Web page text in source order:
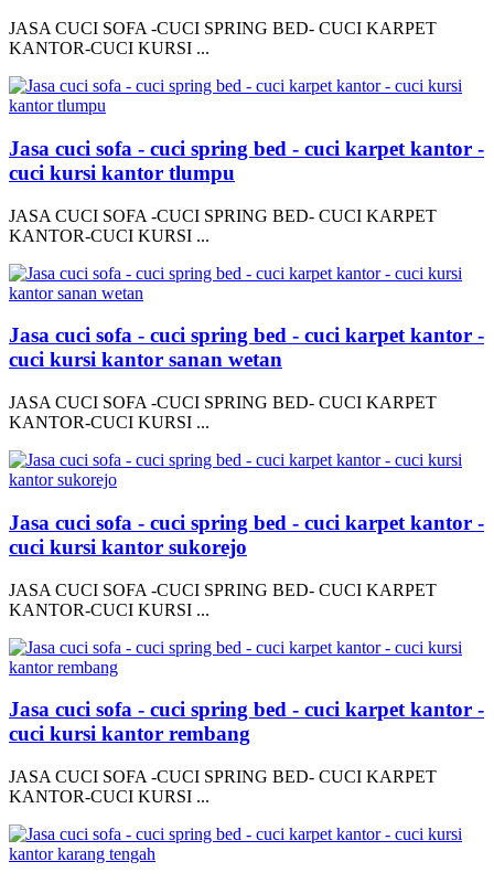
JASA CUCI SOFA -CUCI SPRING BED- CUCI KARPET
KANTOR-CUCI KURSI ...
Jasa cuci sofa - cuci spring bed - cuci karpet kantor -
cuci kursi kantor tlumpu
JASA CUCI SOFA -CUCI SPRING BED- CUCI KARPET
KANTOR-CUCI KURSI ...
Jasa cuci sofa - cuci spring bed - cuci karpet kantor -
cuci kursi kantor sanan wetan
JASA CUCI SOFA -CUCI SPRING BED- CUCI KARPET
KANTOR-CUCI KURSI ...
Jasa cuci sofa - cuci spring bed - cuci karpet kantor -
cuci kursi kantor sukorejo
JASA CUCI SOFA -CUCI SPRING BED- CUCI KARPET
KANTOR-CUCI KURSI ...
Jasa cuci sofa - cuci spring bed - cuci karpet kantor -
cuci kursi kantor rembang
JASA CUCI SOFA -CUCI SPRING BED- CUCI KARPET
KANTOR-CUCI KURSI ...